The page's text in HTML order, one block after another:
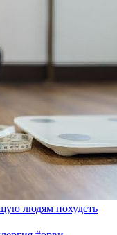
людям похудеть